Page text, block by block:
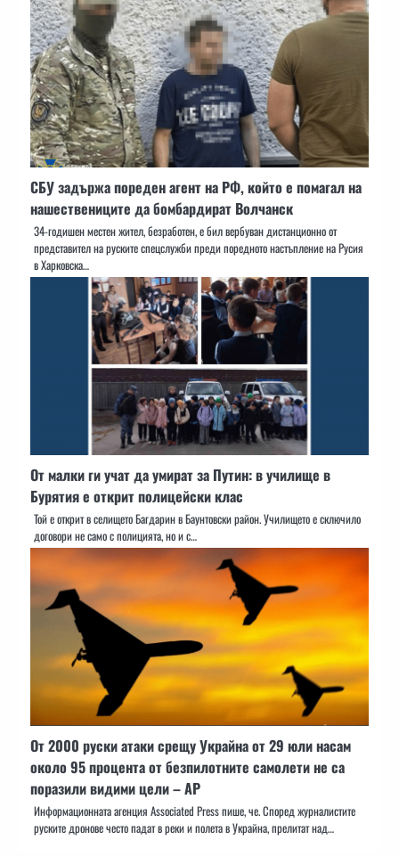
СБУ задържа пореден агент на РФ, който е помагал на
нашествениците да бомбардират Волчанск
34-годишен местен жител, безработен, е бил вербуван дистанционно от
представител на руските спецслужби преди поредното настъпление на Русия
в Харковска…
От малки ги учат да умират за Путин: в училище в
Бурятия е открит полицейски клас
Той е открит в селището Багдарин в Баунтовски район. Училището е сключило
договори не само с полицията, но и с…
От 2000 руски атаки срещу Украйна от 29 юли насам
около 95 процента от безпилотните самолети не са
поразили видими цели – AP
Информационната агенция Associated Press пише, че. Според журналистите
руските дронове често падат в реки и полета в Украйна, прелитат над…